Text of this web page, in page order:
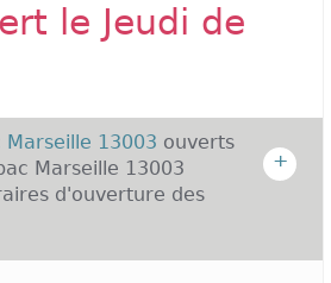
le Jeudi de
Marseille 13003 ouverts
Marseille 13003
d'ouverture des
+